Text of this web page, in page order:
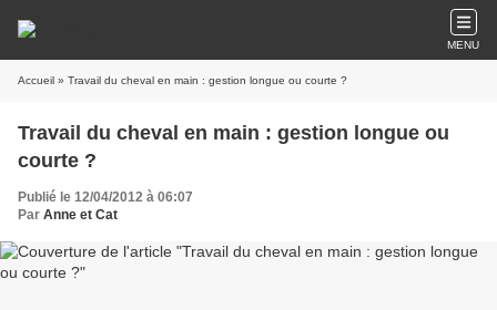
MENU
Accueil » Travail du cheval en main : gestion longue ou courte ?
Travail du cheval en main : gestion longue ou
courte ?
Publié le 12/04/2012 à 06:07
Par Anne et Cat